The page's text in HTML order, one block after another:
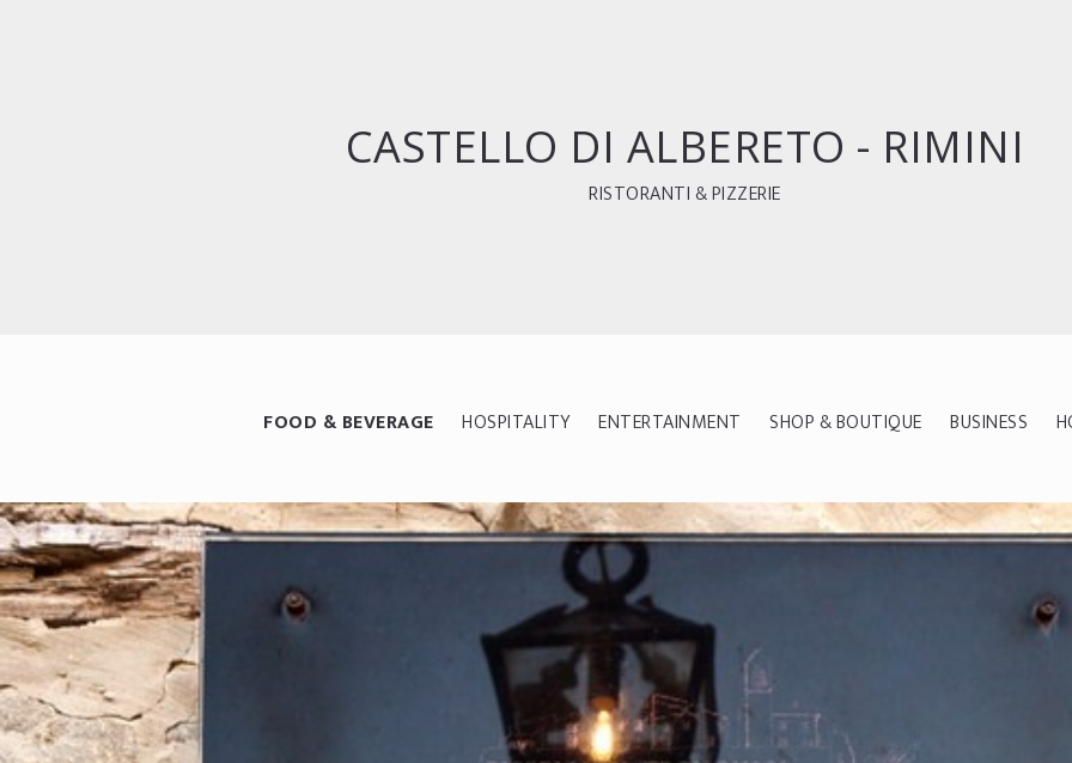
CASTELLO DI ALBERETO - RIMINI
RISTORANTI & PIZZERIE
FOOD & BEVERAGE HOSPITALITY ENTERTAINMENT SHOP & BOUTIQUE BUSINESS